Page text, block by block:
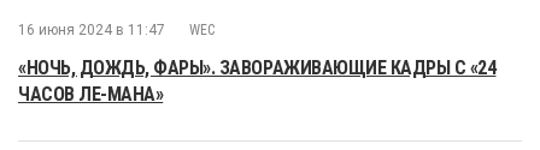
16 июня 2024 в 11:47 WEC
«НОЧЬ, ДОЖДЬ, ФАРЫ». ЗАВОРАЖИВАЮЩИЕ КАДРЫ С «24
ЧАСОВ ЛЕ-МАНА»